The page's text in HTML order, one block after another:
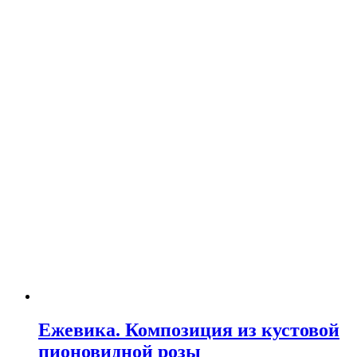
Ежевика. Композиция из кустовой
пионовидной розы